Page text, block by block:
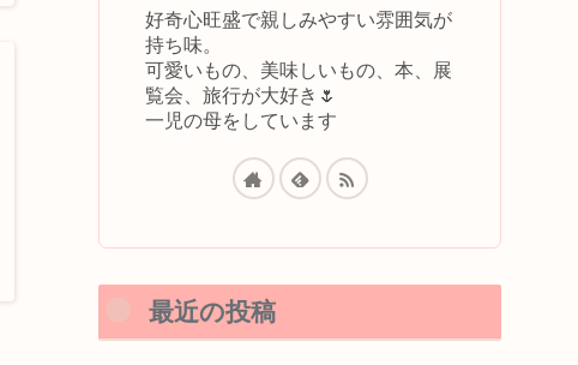
好奇心旺盛で親しみやすい雰囲気が
持ち味。
可愛いもの、美味しいもの、本、展
覧会、旅行が大好き🌷
一児の母をしています
最近の投稿